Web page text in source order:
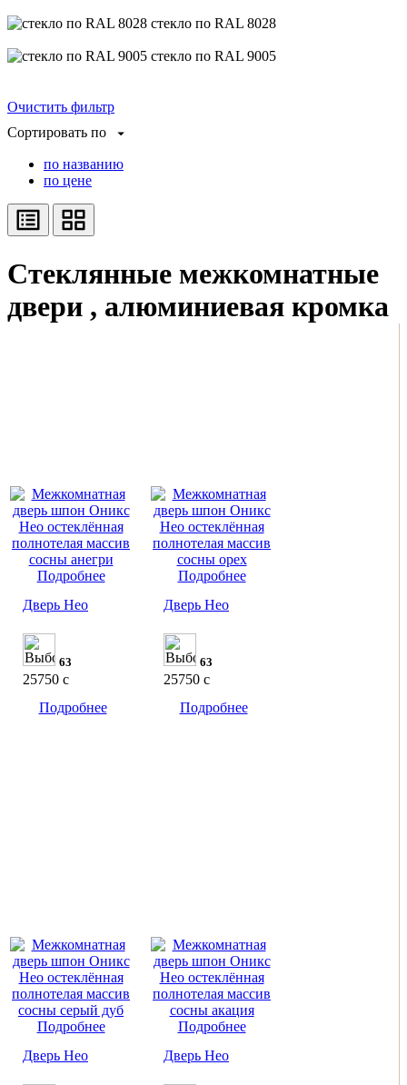
стекло по RAL 8028
стекло по RAL 9005
Очистить фильтр
Сортировать по
по названию
по цене
Стеклянные межкомнатные
двери , алюминиевая кромка
Подробнее
Дверь Нео
63
25750 c
Подробнее
Подробнее
Дверь Нео
63
25750 c
Подробнее
Подробнее
Дверь Нео
Подробнее
Дверь Нео